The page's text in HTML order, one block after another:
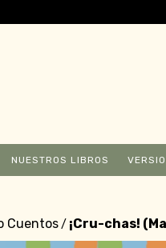
NUESTROS LIBROS
Cuentos/ ¡Cru-chas!